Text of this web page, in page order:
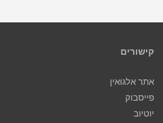
קישורים
אתר אלגואין
פייסבוק
יוטיוב